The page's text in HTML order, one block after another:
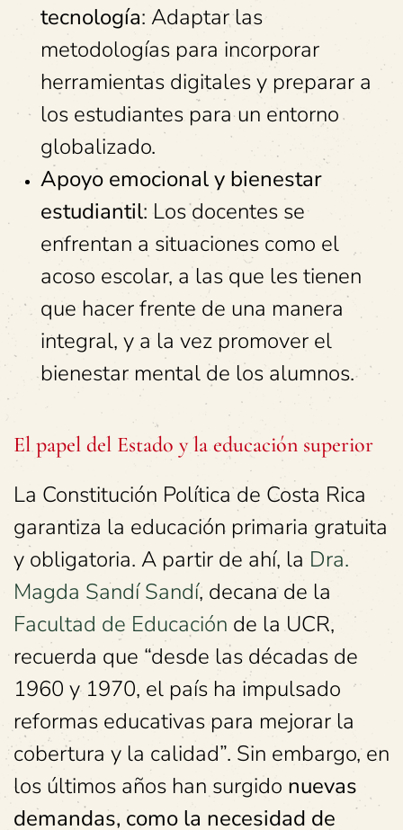
tecnología: Adaptar las
metodologías para incorporar
herramientas digitales y preparar a
los estudiantes para un entorno
globalizado.
Apoyo emocional y bienestar
estudiantil: Los docentes se
enfrentan a situaciones como el
acoso escolar, a las que les tienen
que hacer frente de una manera
integral, y a la vez promover el
bienestar mental de los alumnos.
El papel del Estado y la educación superior
La Constitución Política de Costa Rica
garantiza la educación primaria gratuita
y obligatoria. A partir de ahí, la Dra.
Magda Sandí Sandí, decana de la
Facultad de Educación de la UCR,
recuerda que “desde las décadas de
1960 y 1970, el país ha impulsado
reformas educativas para mejorar la
cobertura y la calidad”. Sin embargo, en
los últimos años han surgido nuevas
demandas, como la necesidad de